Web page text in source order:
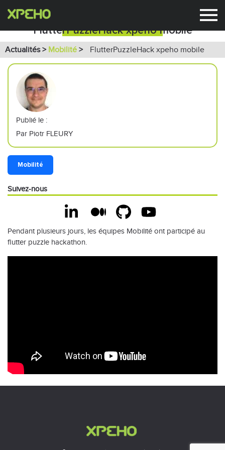
FlutterPuzzleHack xpeho mobile
Actualités > Mobilité > FlutterPuzzleHack xpeho mobile
Publié le :
Par Piotr FLEURY
Mobilité
Suivez-nous
Pendant plusieurs jours, les équipes Mobilité ont participé au
flutter puzzle hackathon.